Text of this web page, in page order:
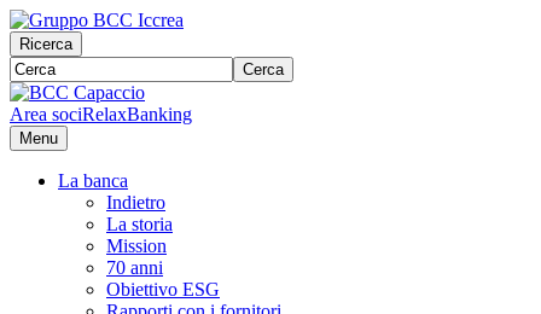
Ricerca
Cerca
Area sociRelaxBanking
Menu
La banca
Indietro
La storia
Mission
70 anni
Obiettivo ESG